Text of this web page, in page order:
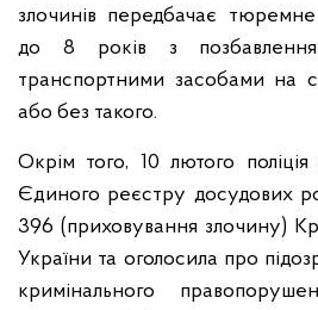
злочинів передбачає
до 8 років з
транспортними засобами на
або без такого.
Окрім того, 10 лютого
Єдиного реєстру досудових
396 (приховування злочину)
України та оголосила про
кримінального